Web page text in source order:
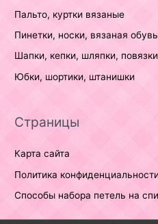
Пальто, куртки вязаные
Пинетки, носки, вязаная обувь
Шапки, кепки, шляпки, повязки
Юбки, шортики, штанишки
Страницы
Карта сайта
Политика конфиденциальности
Способы набора петель на